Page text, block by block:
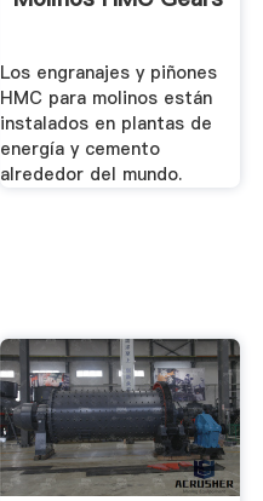
Los engranajes y piñones
HMC para molinos están
instalados en plantas de
energía y cemento
alrededor del mundo.